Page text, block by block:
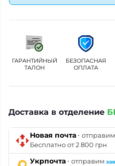
ГАРАНТИЙНЫЙ
ТАЛОН
БЕЗОПАСНАЯ
ОПЛАТА
Доставка в отделение
Новая почта · отправим
Бесплатно от 2 800 грн
Укрпочта · отправим